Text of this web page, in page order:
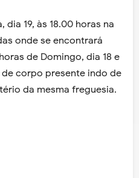
19, às 18.00 horas na
onde se encontrará
de Domingo, dia 18 e
corpo presente indo de
da mesma freguesia.